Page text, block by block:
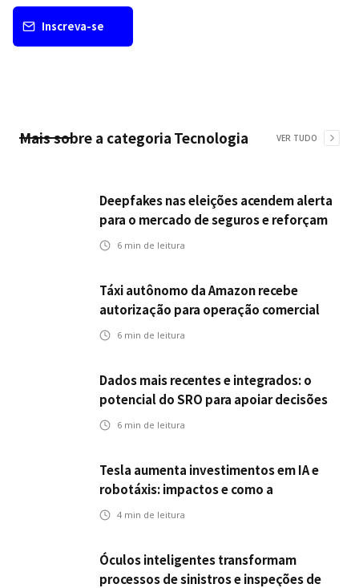
Inscreva-se
Mais sobre a categoria Tecnologia VER TUDO
Deepfakes nas eleições acendem alerta
para o mercado de seguros e reforçam
desafios da inteligência artificial
6 min de leitura
Táxi autônomo da Amazon recebe
autorização para operação comercial
nos EUA: como a circulação desses
6 min de leitura
Dados mais recentes e integrados: o
potencial do SRO para apoiar decisões
nas seguradoras
6 min de leitura
Tesla aumenta investimentos em IA e
robotáxis: impactos e como a
mobilidade autônoma transforma o
4 min de leitura
Óculos inteligentes transformam
processos de sinistros e inspeções de